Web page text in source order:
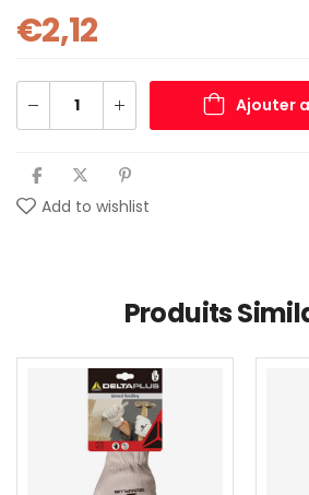
€2,12
Ajouter
Add to wishlist
Produits